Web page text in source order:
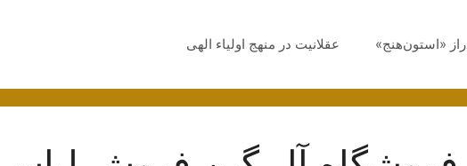
راز «استون‌هنج» عقلانیت در منهج اولیاء الهی